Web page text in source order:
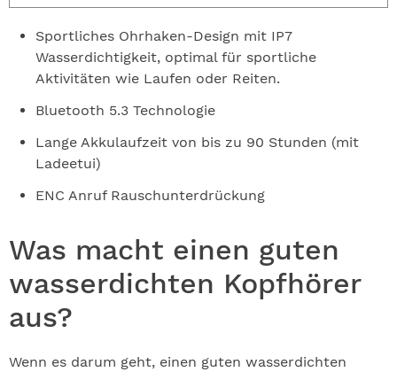
Sportliches Ohrhaken-Design mit IP7
Wasserdichtigkeit, optimal für sportliche
Aktivitäten wie Laufen oder Reiten.
Bluetooth 5.3 Technologie
Lange Akkulaufzeit von bis zu 90 Stunden (mit
Ladeetui)
ENC Anruf Rauschunterdrückung
Was macht einen guten
wasserdichten Kopfhörer
aus?
Wenn es darum geht, einen guten wasserdichten